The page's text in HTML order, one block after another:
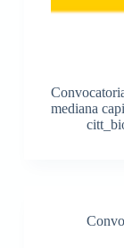
mediana